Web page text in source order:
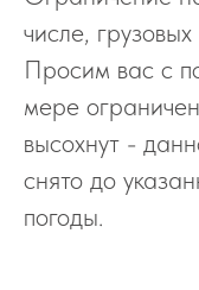
числе,
Просим вас с
мере
высохнут -
снято до
погоды.